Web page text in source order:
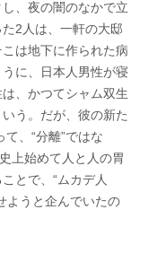
、夜の闇のなかで立
2人は、一軒の大邸
は地下に作られた病
に、日本人男性が寝
、かつてシャム双生
う。だが、彼の新た
、“分離”ではな
上始めて人と人の胃
とで、“ムカデ人
ようと企んでいたの